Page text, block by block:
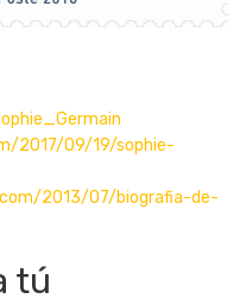
2017/09/19/sophie-
2013/07/biografia-de-
tú